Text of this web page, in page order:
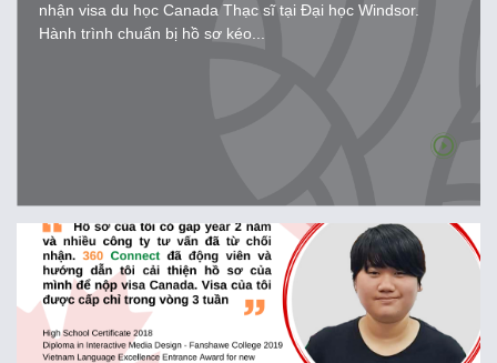
nhận visa du học Canada Thạc sĩ tại Đại học Windsor.
Hành trình chuẩn bị hồ sơ kéo...